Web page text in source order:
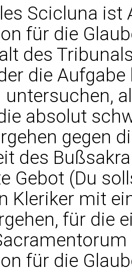
Scicluna ist
für die
des
die
untersuchen,
absolut
gegen
des
Gebot (Du
Kleriker mit
für die
für die